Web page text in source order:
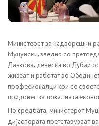
Економска дипломатија
Регионални
Мултилатерални
Прашањето за името
Посети ја Северна
Министерот за надворешни
Муцунски, заедно со
Давкова, денеска во Дубаи
живеат и работат во
професионалци кои со
придонес за локалната
По средбата, министерот
дијаспората претставуваат